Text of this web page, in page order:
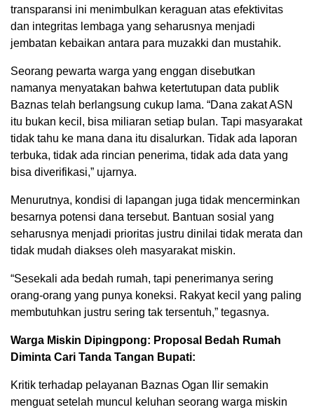
transparansi ini menimbulkan keraguan atas efektivitas
dan integritas lembaga yang seharusnya menjadi
jembatan kebaikan antara para muzakki dan mustahik.
Seorang pewarta warga yang enggan disebutkan
namanya menyatakan bahwa ketertutupan data publik
Baznas telah berlangsung cukup lama. “Dana zakat ASN
itu bukan kecil, bisa miliaran setiap bulan. Tapi masyarakat
tidak tahu ke mana dana itu disalurkan. Tidak ada laporan
terbuka, tidak ada rincian penerima, tidak ada data yang
bisa diverifikasi,” ujarnya.
Menurutnya, kondisi di lapangan juga tidak mencerminkan
besarnya potensi dana tersebut. Bantuan sosial yang
seharusnya menjadi prioritas justru dinilai tidak merata dan
tidak mudah diakses oleh masyarakat miskin.
“Sesekali ada bedah rumah, tapi penerimanya sering
orang-orang yang punya koneksi. Rakyat kecil yang paling
membutuhkan justru sering tak tersentuh,” tegasnya.
Warga Miskin Dipingpong: Proposal Bedah Rumah
Diminta Cari Tanda Tangan Bupati:
Kritik terhadap pelayanan Baznas Ogan Ilir semakin
menguat setelah muncul keluhan seorang warga miskin